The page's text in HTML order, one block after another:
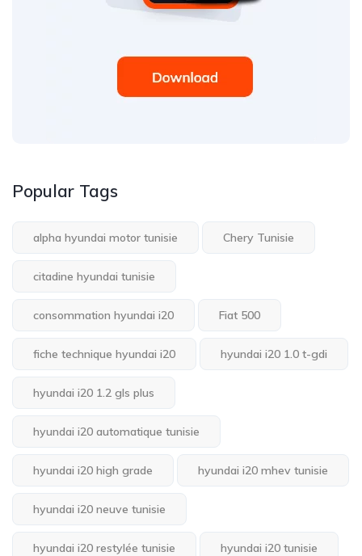
Popular Tags
alpha hyundai motor tunisie Chery Tunisie
citadine hyundai tunisie
consommation hyundai i20 Fiat 500
fiche technique hyundai i20 hyundai i20 1.0 t-gdi
hyundai i20 1.2 gls plus
hyundai i20 automatique tunisie
hyundai i20 high grade hyundai i20 mhev tunisie
hyundai i20 neuve tunisie
hyundai i20 restylée tunisie hyundai i20 tunisie